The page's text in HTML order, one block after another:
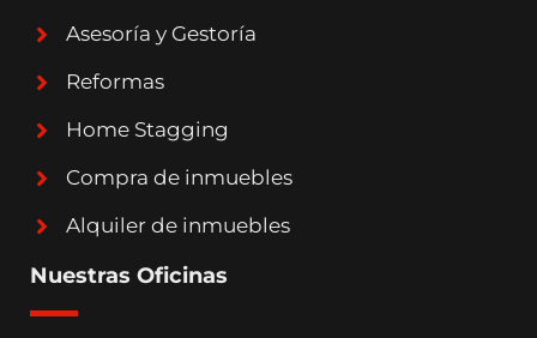
Asesoría y Gestoría
Reformas
Home Stagging
Compra de inmuebles
Alquiler de inmuebles
Nuestras Oficinas